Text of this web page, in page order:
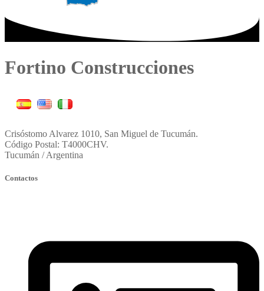
Fortino Construcciones
Crisóstomo Alvarez 1010, San Miguel de Tucumán.
Código Postal: T4000CHV.
Tucumán / Argentina
Contactos